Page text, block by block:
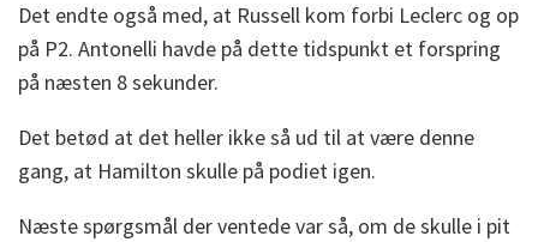
Det endte også med, at Russell kom forbi Leclerc og op
på P2. Antonelli havde på dette tidspunkt et forspring
på næsten 8 sekunder.
Det betød at det heller ikke så ud til at være denne
gang, at Hamilton skulle på podiet igen.
Næste spørgsmål der ventede var så, om de skulle i pit